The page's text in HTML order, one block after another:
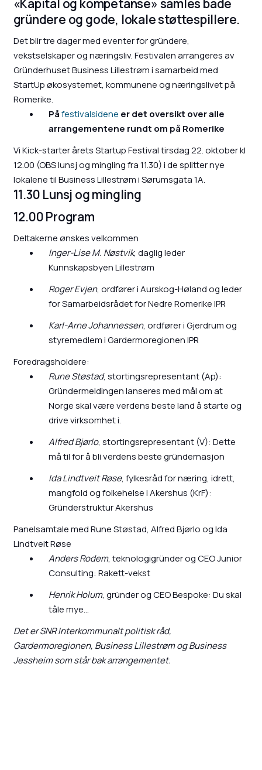
«Kapital og kompetanse» samles både
gründere og gode, lokale støttespillere.
Det blir tre dager med eventer for gründere,
vekstselskaper og næringsliv. Festivalen arrangeres av
Gründerhuset Business Lillestrøm i samarbeid med
StartUp økosystemet, kommunene og næringslivet på
Romerike.
Påfestivalsidene er det oversikt over alle
arrangementene rundt om på Romerike
Vi Kick-starter årets Startup Festival tirsdag 22. oktober kl
12.00 (OBS lunsj og mingling fra 11.30) i de splitter nye
lokalene til Business Lillestrøm i Sørumsgata 1A.
11.30 Lunsj og mingling
‍12.00 Program
Deltakerne ønskes velkommen
Inger-Lise M. Nøstvik, daglig leder
Kunnskapsbyen Lillestrøm
Roger Evjen, ordfører i Aurskog-Høland og leder
for Samarbeidsrådet for Nedre Romerike IPR
Karl-Arne Johannessen, ordfører i Gjerdrum og
styremedlem i Gardermoregionen IPR
Foredragsholdere:
Rune Støstad, stortingsrepresentant (Ap):
Gründermeldingen lanseres med mål om at
Norge skal være verdens beste land å starte og
drive virksomhet i.
Alfred Bjørlo, stortingsrepresentant (V): Dette
må til for å bli verdens beste gründernasjon
Ida Lindtveit Røse, fylkesråd for næring, idrett,
mangfold og folkehelse i Akershus (KrF):
Gründerstruktur Akershus
Panelsamtale med Rune Støstad, Alfred Bjørlo og Ida
Lindtveit Røse
Anders Rodem, teknologigründer og CEO Junior
Consulting: Rakett-vekst
Henrik Holum, gründer og CEO Bespoke: Du skal
tåle mye...
Det er SNR Interkommunalt politisk råd,
Gardermoregionen, Business Lillestrøm og Business
Jessheim som står bak arrangementet.